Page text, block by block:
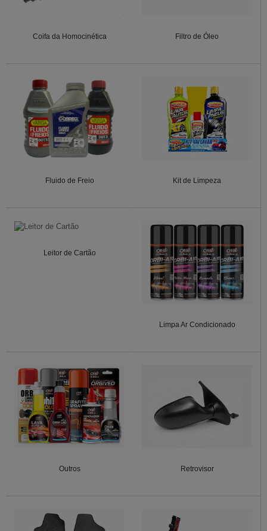
Coifa da Homocinética Filtro de Óleo
Fluido de Freio Kit de Limpeza
Leitor de Cartão
Limpa Ar Condicionado
Outros Retrovisor